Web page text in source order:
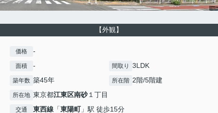
【外観】
価格 -
面積 - 間取り 3LDK
築年数 築45年 所在階 2階/5階建
所在地 東京都江東区南砂１丁目
交通 東西線 「東陽町」駅 徒歩15分